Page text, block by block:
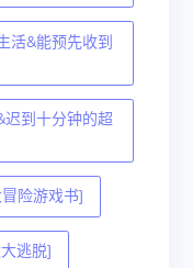
活&能预先收到
到十分钟的超
险游戏书]
逃脱]